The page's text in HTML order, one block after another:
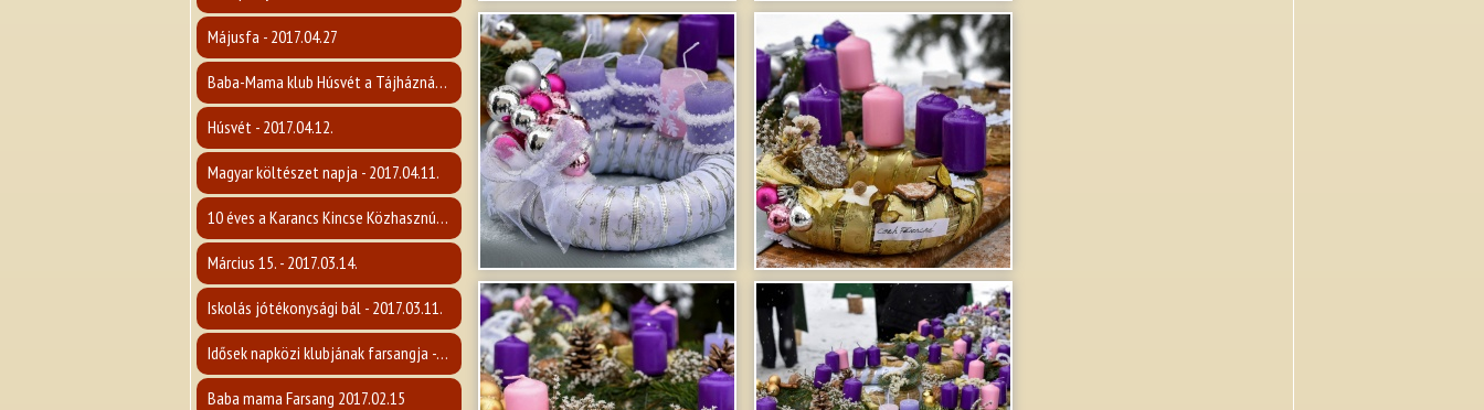
Májusfa - 2017.04.27
Baba-Mama klub Húsvét a Tájháznál - 2017.04.12.
Húsvét - 2017.04.12.
Magyar költészet napja - 2017.04.11.
10 éves a Karancs Kincse Közhasznú Egyesület - 2017.04.07.
Március 15. - 2017.03.14.
Iskolás jótékonysági bál - 2017.03.11.
Idősek napközi klubjának farsangja - 2017.02.16.
Baba mama Farsang 2017.02.15